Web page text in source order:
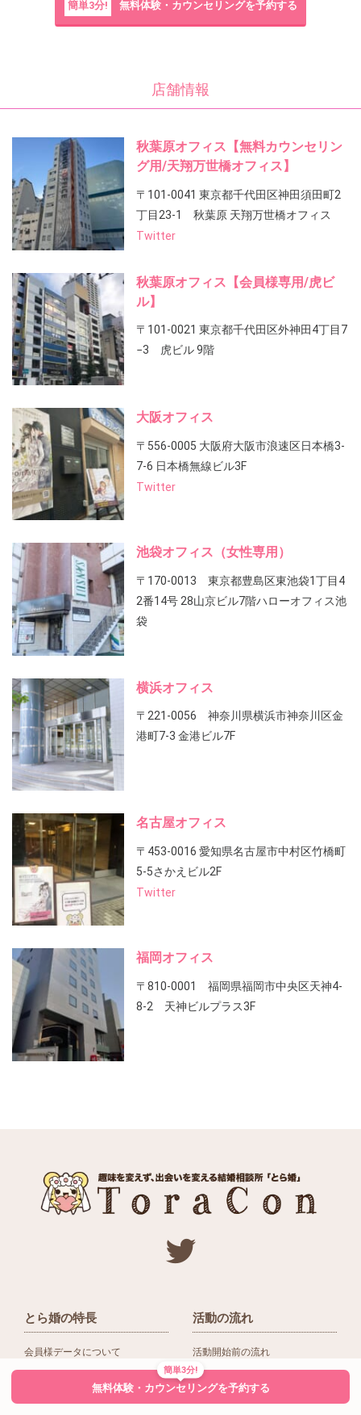
簡単3分! 無料体験・カウンセリングを予約する
店舗情報
秋葉原オフィス【無料カウンセリン
グ用/天翔万世橋オフィス】
〒101-0041 東京都千代田区神田須田町2
丁目23-1 秋葉原 天翔万世橋オフィス
Twitter
秋葉原オフィス【会員様専用/虎ビ
ル】
〒101-0021 東京都千代田区外神田4丁目7
−3 虎ビル 9階
大阪オフィス
〒556-0005 大阪府大阪市浪速区日本橋3-
7-6 日本橋無線ビル3F
Twitter
池袋オフィス（女性専用）
〒170-0013 東京都豊島区東池袋1丁目4
2番14号 28山京ビル7階ハローオフィス池
袋
横浜オフィス
〒221-0056 神奈川県横浜市神奈川区金
港町7-3 金港ビル7F
名古屋オフィス
〒453-0016 愛知県名古屋市中村区竹橋町
5-5さかえビル2F
Twitter
福岡オフィス
〒810-0001 福岡県福岡市中央区天神4-
8-2 天神ビルプラス3F
とら婚の特長
会員様データについて
活動の流れ
活動開始前の流れ
入会後の活動の流れ
簡単3分!
無料体験・カウンセリングを予約する